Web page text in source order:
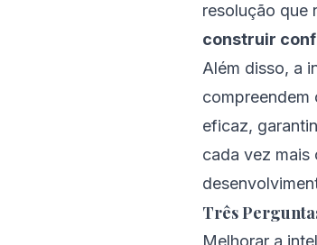
resolução que
construir
Além disso, a
compreendem
eficaz,
cada vez mais
Três
Melhorar a